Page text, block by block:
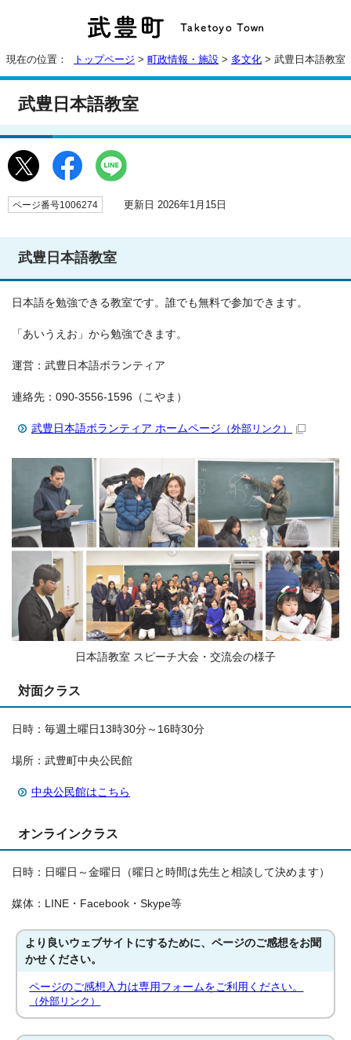
現在の位置： トップページ > 町政情報・施設 > 多文化 > 武豊日本語教室
武豊日本語教室
ページ番号1006274 更新日 2026年1月15日
武豊日本語教室
日本語を勉強できる教室です。誰でも無料で参加できます。
「あいうえお」から勉強できます。
運営：武豊日本語ボランティア
連絡先：090-3556-1596（こやま）
武豊日本語ボランティア ホームページ （外部リンク）
日本語教室 スピーチ大会・交流会の様子
対面クラス
日時：毎週土曜日13時30分～16時30分
場所：武豊町中央公民館
中央公民館はこちら
オンラインクラス
日時：日曜日～金曜日（曜日と時間は先生と相談して決めます）
媒体：LINE・Facebook・Skype等
より良いウェブサイトにするために、ページのご感想をお聞
かせください。
ページのご感想入力は専用フォームをご利用ください。
（外部リンク）